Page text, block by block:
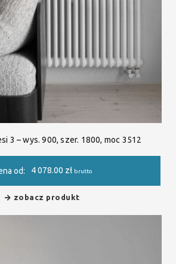
3 – wys. 900, szer. 1800, moc 3512
od: 4 078.00 zł brutto
zobacz produkt